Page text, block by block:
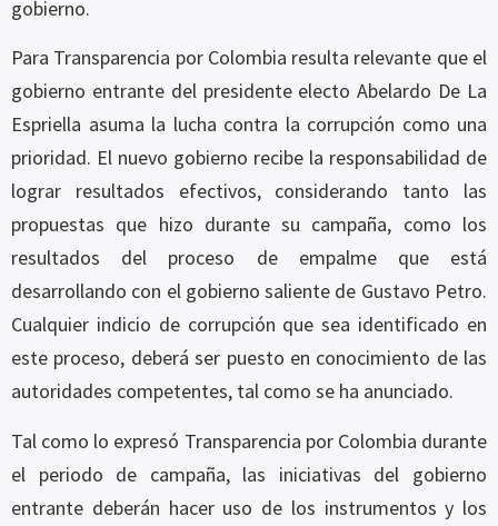
gobierno.
Para Transparencia por Colombia resulta relevante que el
gobierno entrante del presidente electo Abelardo De La
Espriella asuma la lucha contra la corrupción como una
prioridad. El nuevo gobierno recibe la responsabilidad de
lograr resultados efectivos, considerando tanto las
propuestas que hizo durante su campaña, como los
resultados del proceso de empalme que está
desarrollando con el gobierno saliente de Gustavo Petro.
Cualquier indicio de corrupción que sea identificado en
este proceso, deberá ser puesto en conocimiento de las
autoridades competentes, tal como se ha anunciado.
Tal como lo expresó Transparencia por Colombia durante
el periodo de campaña, las iniciativas del gobierno
entrante deberán hacer uso de los instrumentos y los